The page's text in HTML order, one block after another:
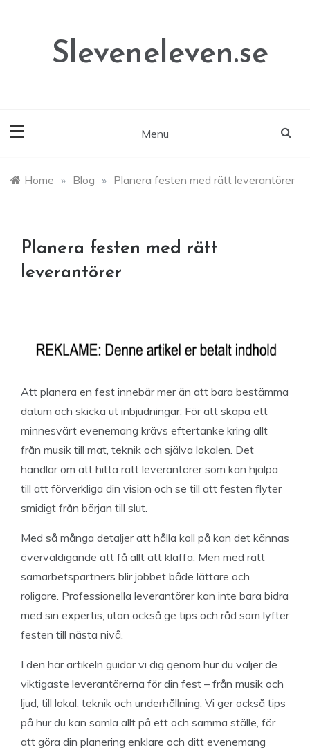
Sleveneleven.se
Menu
Home » Blog » Planera festen med rätt leverantörer
Planera festen med rätt
leverantörer
Att planera en fest innebär mer än att bara bestämma
datum och skicka ut inbjudningar. För att skapa ett
minnesvärt evenemang krävs eftertanke kring allt
från musik till mat, teknik och själva lokalen. Det
handlar om att hitta rätt leverantörer som kan hjälpa
till att förverkliga din vision och se till att festen flyter
smidigt från början till slut.
Med så många detaljer att hålla koll på kan det kännas
överväldigande att få allt att klaffa. Men med rätt
samarbetspartners blir jobbet både lättare och
roligare. Professionella leverantörer kan inte bara bidra
med sin expertis, utan också ge tips och råd som lyfter
festen till nästa nivå.
I den här artikeln guidar vi dig genom hur du väljer de
viktigaste leverantörerna för din fest – från musik och
ljud, till lokal, teknik och underhållning. Vi ger också tips
på hur du kan samla allt på ett och samma ställe, för
att göra din planering enklare och ditt evenemang